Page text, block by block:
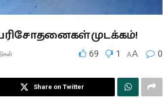
முடக்கம்!
69 1 AA 0
Share on Twitter